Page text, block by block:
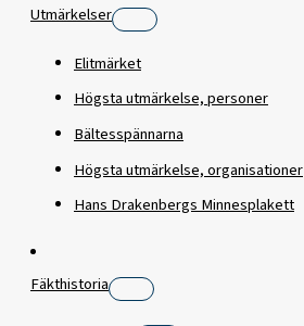
Utmärkelser
Elitmärket
Högsta utmärkelse, personer
Bältesspännarna
Högsta utmärkelse, organisationer
Hans Drakenbergs Minnesplakett
Fäkthistoria